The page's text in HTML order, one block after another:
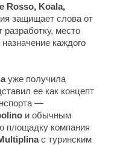
Rosso, Koala,
защищает слова от
разработку, место
каждого
уже получила
ее как концепт
—
и обычным
площадку компания
с туринским